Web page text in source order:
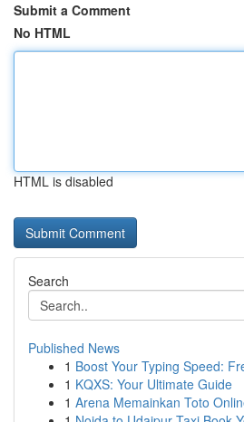
Submit a Comment
No HTML
HTML is disabled
Search
Published News
1 Boost Your Typing Speed:
1 KQXS: Your Ultimate Guide
1 Arena Memainkan Toto